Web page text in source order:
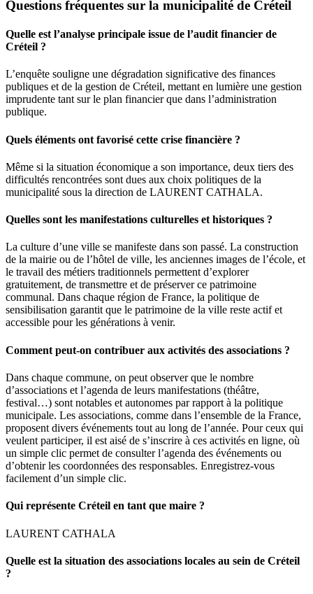
Questions fréquentes sur la municipalité de Créteil
Quelle est l’analyse principale issue de l’audit financier de
Créteil ?
L’enquête souligne une dégradation significative des finances
publiques et de la gestion de Créteil, mettant en lumière une gestion
imprudente tant sur le plan financier que dans l’administration
publique.
Quels éléments ont favorisé cette crise financière ?
Même si la situation économique a son importance, deux tiers des
difficultés rencontrées sont dues aux choix politiques de la
municipalité sous la direction de LAURENT CATHALA.
Quelles sont les manifestations culturelles et historiques ?
La culture d’une ville se manifeste dans son passé. La construction
de la mairie ou de l’hôtel de ville, les anciennes images de l’école, et
le travail des métiers traditionnels permettent d’explorer
gratuitement, de transmettre et de préserver ce patrimoine
communal. Dans chaque région de France, la politique de
sensibilisation garantit que le patrimoine de la ville reste actif et
accessible pour les générations à venir.
Comment peut-on contribuer aux activités des associations ?
Dans chaque commune, on peut observer que le nombre
d’associations et l’agenda de leurs manifestations (théâtre,
festival…) sont notables et autonomes par rapport à la politique
municipale. Les associations, comme dans l’ensemble de la France,
proposent divers événements tout au long de l’année. Pour ceux qui
veulent participer, il est aisé de s’inscrire à ces activités en ligne, où
un simple clic permet de consulter l’agenda des événements ou
d’obtenir les coordonnées des responsables. Enregistrez-vous
facilement d’un simple clic.
Qui représente Créteil en tant que maire ?
LAURENT CATHALA
Quelle est la situation des associations locales au sein de Créteil
?